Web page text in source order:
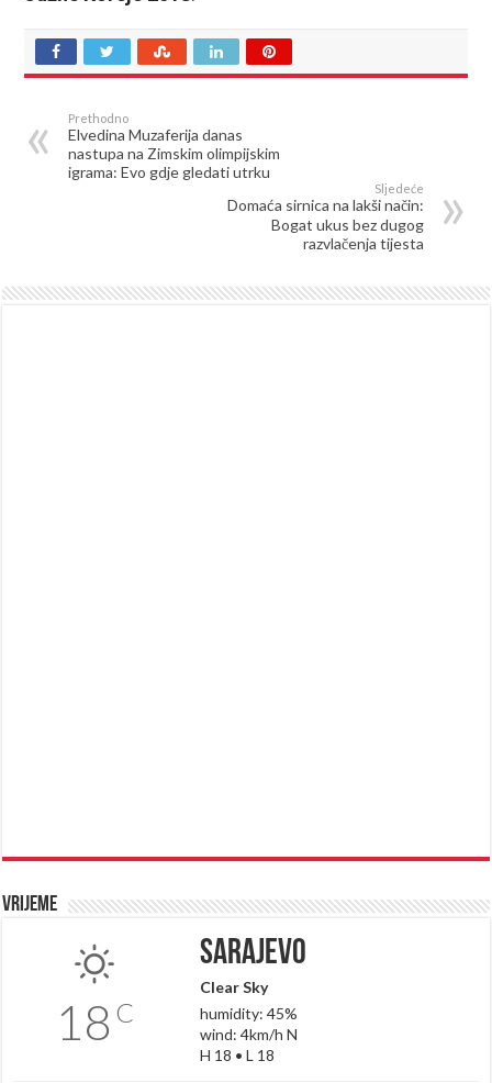
Prethodno
Elvedina Muzaferija danas
nastupa na Zimskim olimpijskim
igrama: Evo gdje gledati utrku
Sljedeće
Domaća sirnica na lakši način:
Bogat ukus bez dugog
razvlačenja tijesta
Vrijeme
18 C
Sarajevo
Clear Sky
humidity: 45%
wind: 4km/h N
H 18 • L 18